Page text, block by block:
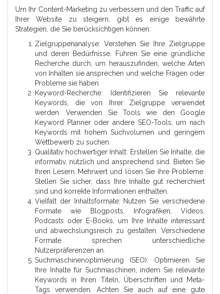
Um Ihr Content-Marketing zu verbessern und den Traffic auf
Ihrer Website zu steigern, gibt es einige bewährte
Strategien, die Sie berücksichtigen können:
Zielgruppenanalyse: Verstehen Sie Ihre Zielgruppe
und deren Bedürfnisse. Führen Sie eine gründliche
Recherche durch, um herauszufinden, welche Arten
von Inhalten sie ansprechen und welche Fragen oder
Probleme sie haben.
Keyword-Recherche: Identifizieren Sie relevante
Keywords, die von Ihrer Zielgruppe verwendet
werden. Verwenden Sie Tools wie den Google
Keyword Planner oder andere SEO-Tools, um nach
Keywords mit hohem Suchvolumen und geringem
Wettbewerb zu suchen.
Qualitativ hochwertiger Inhalt: Erstellen Sie Inhalte, die
informativ, nützlich und ansprechend sind. Bieten Sie
Ihren Lesern Mehrwert und lösen Sie ihre Probleme.
Stellen Sie sicher, dass Ihre Inhalte gut recherchiert
sind und korrekte Informationen enthalten.
Vielfalt der Inhaltsformate: Nutzen Sie verschiedene
Formate wie Blogposts, Infografiken, Videos,
Podcasts oder E-Books, um Ihre Inhalte interessant
und abwechslungsreich zu gestalten. Verschiedene
Formate sprechen unterschiedliche
Nutzerpräferenzen an.
Suchmaschinenoptimierung (SEO): Optimieren Sie
Ihre Inhalte für Suchmaschinen, indem Sie relevante
Keywords in Ihren Titeln, Überschriften und Meta-
Tags verwenden. Achten Sie auch auf eine gute